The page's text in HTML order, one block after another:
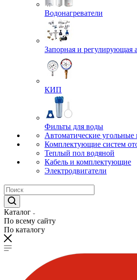
Водонагреватели
Запорная и регулирующая
КИП
Фильты для воды
Автоматические
Комплектующие систем
Теплый пол водяной
Кабель и комплектующие
Электродвигатели
Каталог
По всему сайту
По каталогу